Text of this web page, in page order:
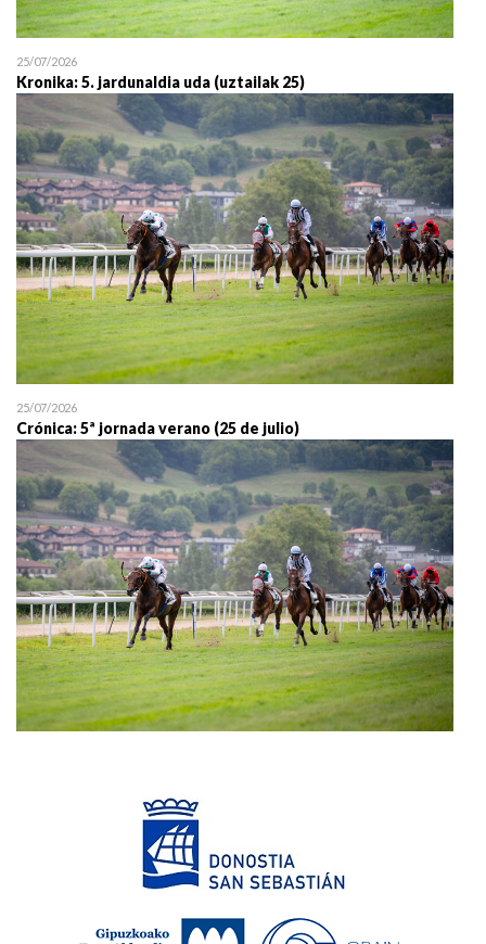
25/07/2026
Kronika: 5. jardunaldia uda (uztailak 25)
25/07/2026
Crónica: 5ª jornada verano (25 de julio)